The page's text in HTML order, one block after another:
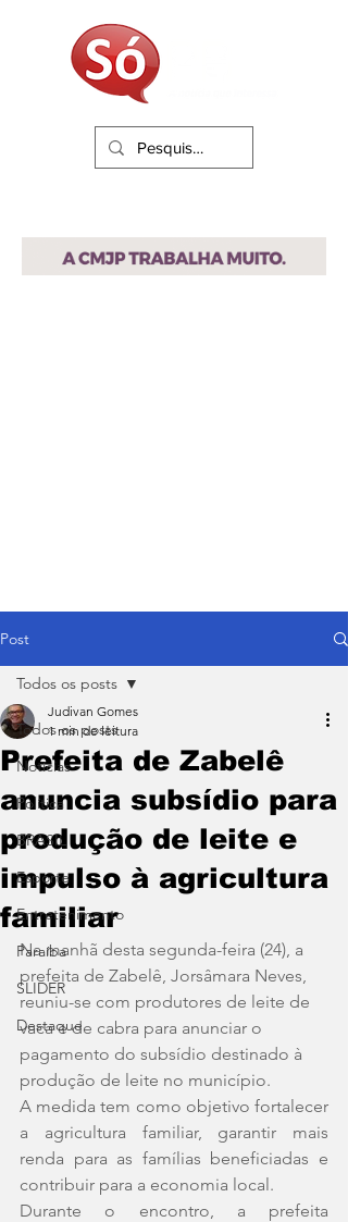
Post
Todos os posts
Notícias
Política
BRASIL
Esporte
Entretenimento
Paraíba
SLIDER
Destaque
Todos os posts
Prefeita de Zabelê
anuncia subsídio para
produção de leite e
impulso à agricultura
familiar
Judivan Gomes
1 min de leitura
Na manhã desta segunda-feira (24), a
prefeita de Zabelê, Jorsâmara Neves,
reuniu-se com produtores de leite de
vaca e de cabra para anunciar o
pagamento do subsídio destinado à
produção de leite no município.
A medida tem como objetivo fortalecer
a agricultura familiar, garantir mais
renda para as famílias beneficiadas e
contribuir para a economia local.
Durante o encontro, a prefeita